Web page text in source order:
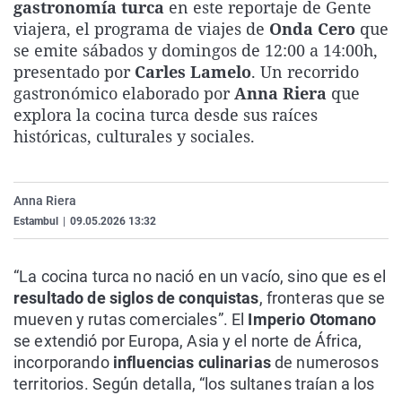
La rosa de los vientos
Gente viajera
Como el perro y el
Caso
Retornados
Equipo de
Operación Viuda
Extremadura
Galicia
La Rioja
Navarra
Virales
Televisión
Elecciones
gastronomía turca en este reportaje de Gente
viajera, el programa de viajes de Onda Cero que
se emite sábados y domingos de 12:00 a 14:00h,
presentado por Carles Lamelo. Un recorrido
gastronómico elaborado porAnna Riera que
explora la cocina turca desde sus raíces
históricas, culturales y sociales.
Anna Riera
Estambul 09.05.2026 13:32
“La cocina turca no nació en un vacío, sino que es el
resultado de siglos de conquistas, fronteras que se
mueven y rutas comerciales”. El Imperio Otomano
se extendió por Europa, Asia y el norte de África,
incorporando influencias culinariasde numerosos
territorios. Según detalla, “los sultanes traían a los